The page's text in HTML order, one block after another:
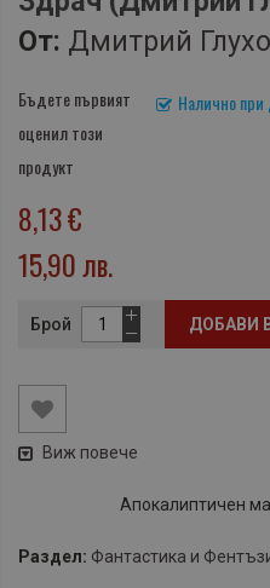
От: Дмитрий
Налично
Бъдете първият
оценил този
продукт
8,13 €
15,90 лв.
Брой ДОБАВИ
Виж повече
Апокалиптичен
Раздел: Фантастика и